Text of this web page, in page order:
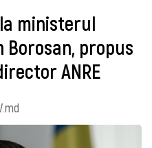
ministerul
Borosan, propus
ANRE